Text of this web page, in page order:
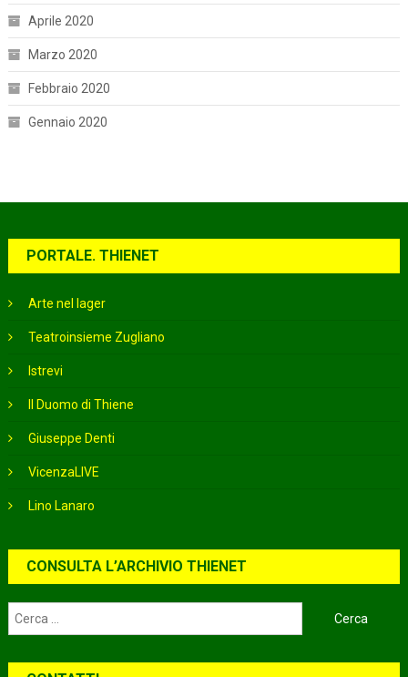
Aprile 2020
Marzo 2020
Febbraio 2020
Gennaio 2020
PORTALE. THIENET
Arte nel lager
Teatroinsieme Zugliano
Istrevi
Il Duomo di Thiene
Giuseppe Denti
VicenzaLIVE
Lino Lanaro
CONSULTA L’ARCHIVIO THIENET
Ricerca
per: